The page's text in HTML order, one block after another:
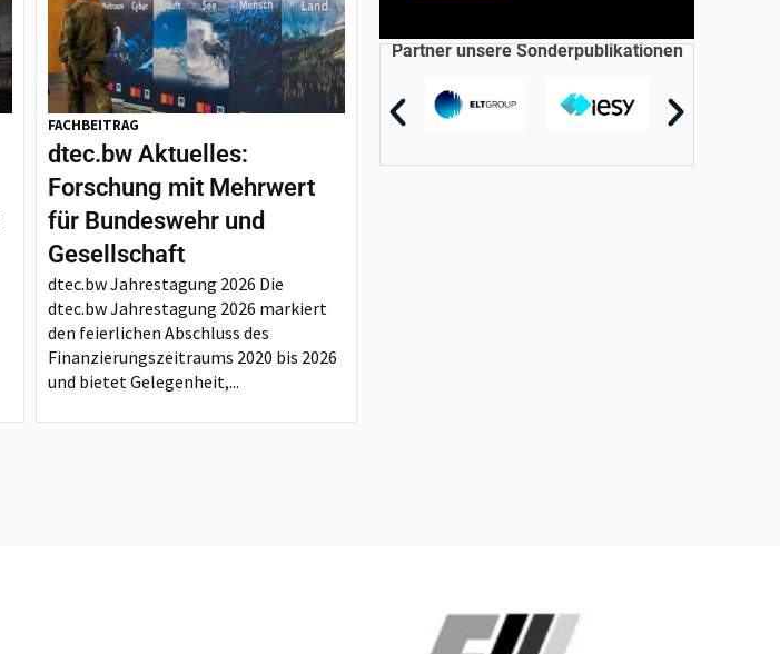
FACHBEITRAG
dtec.bw Aktuelles:
Forschung mit Mehrwert
für Bundeswehr und
Gesellschaft
dtec.bw Jahrestagung 2026 Die
dtec.bw Jahrestagung 2026 markiert
den feierlichen Abschluss des
Finanzierungszeitraums 2020 bis 2026
und bietet Gelegenheit,...
Partner unsere Sonderpublikationen